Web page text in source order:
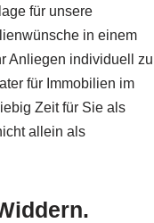
für unsere
in einem
Anliegen individuell zu
für Immobilien im
Zeit für Sie als
allein als